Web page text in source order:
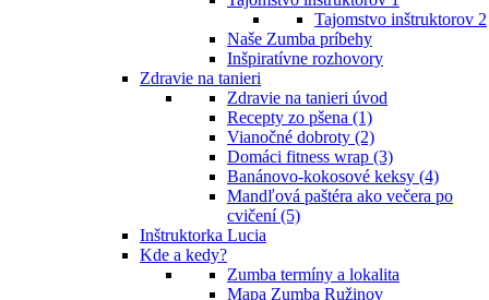
Tajomstvo inštruktorov 2
Naše Zumba príbehy
Inšpiratívne rozhovory
Zdravie na tanieri
Zdravie na tanieri úvod
Recepty zo pšena (1)
Vianočné dobroty (2)
Domáci fitness wrap (3)
Banánovo-kokosové keksy (4)
Mandľová paštéra ako večera po
cvičení (5)
Inštruktorka Lucia
Kde a kedy?
Zumba termíny a lokalita
Mapa Zumba Ružinov